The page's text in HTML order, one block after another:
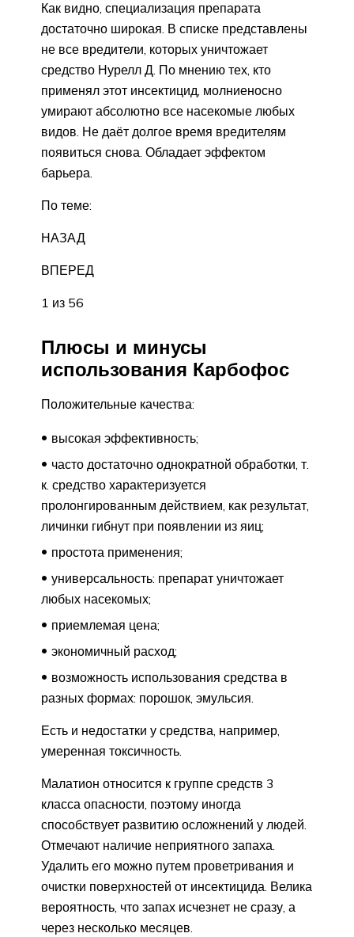
Как видно, специализация препарата
достаточно широкая. В списке представлены
не все вредители, которых уничтожает
средство Нурелл Д. По мнению тех, кто
применял этот инсектицид, молниеносно
умирают абсолютно все насекомые любых
видов. Не даёт долгое время вредителям
появиться снова. Обладает эффектом
барьера.
По теме:
НАЗАД
ВПЕРЕД
1 из 56
Плюсы и минусы
использования Карбофос
Положительные качества:
высокая эффективность;
часто достаточно однократной обработки, т.
к. средство характеризуется
пролонгированным действием, как результат,
личинки гибнут при появлении из яиц;
простота применения;
универсальность: препарат уничтожает
любых насекомых;
приемлемая цена;
экономичный расход;
возможность использования средства в
разных формах: порошок, эмульсия.
Есть и недостатки у средства, например,
умеренная токсичность.
Малатион относится к группе средств 3
класса опасности, поэтому иногда
способствует развитию осложнений у людей.
Отмечают наличие неприятного запаха.
Удалить его можно путем проветривания и
очистки поверхностей от инсектицида. Велика
вероятность, что запах исчезнет не сразу, а
через несколько месяцев.